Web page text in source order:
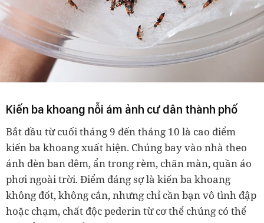
Kiến ba khoang nỗi ám ảnh cư dân thành phố
Bắt đầu từ cuối tháng 9 đến tháng 10 là cao điểm
kiến ba khoang xuất hiện. Chúng bay vào nhà theo
ánh đèn ban đêm, ẩn trong rèm, chăn màn, quần áo
phơi ngoài trời. Điểm đáng sợ là kiến ba khoang
không đốt, không cắn, nhưng chỉ cần bạn vô tình đập
hoặc chạm, chất độc pederin từ cơ thể chúng có thể